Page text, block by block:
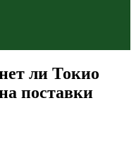
ли Токио
поставки